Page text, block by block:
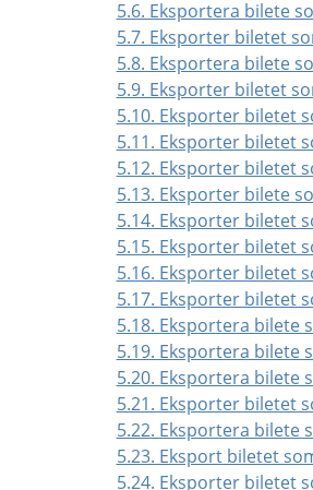
5.6. Eksportera bilete
5.7. Eksporter biletet
5.8. Eksportera bilete
5.9. Eksporter biletet
5.10. Eksporter biletet
5.11. Eksporter biletet
5.12. Eksporter biletet
5.13. Eksporter bilete
5.14. Eksporter biletet
5.15. Eksporter biletet
5.16. Eksporter biletet
5.17. Eksporter biletet
5.18. Eksportera bilete
5.19. Eksportera bilete
5.20. Eksportera bilete
5.21. Eksporter biletet
5.22. Eksportera bilete
5.23. Eksport biletet
5.24. Eksporter biletet